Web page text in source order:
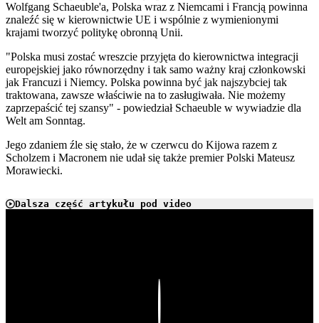
Wolfgang Schaeuble'a, Polska wraz z Niemcami i Francją powinna
znaleźć się w kierownictwie UE i wspólnie z wymienionymi
krajami tworzyć politykę obronną Unii.
"Polska musi zostać wreszcie przyjęta do kierownictwa integracji
europejskiej jako równorzędny i tak samo ważny kraj członkowski
jak Francuzi i Niemcy. Polska powinna być jak najszybciej tak
traktowana, zawsze właściwie na to zasługiwała. Nie możemy
zaprzepaścić tej szansy" - powiedział Schaeuble w wywiadzie dla
Welt am Sonntag.
Jego zdaniem źle się stało, że w czerwcu do Kijowa razem z
Scholzem i Macronem nie udał się także premier Polski Mateusz
Morawiecki.
Dalsza część artykułu pod video